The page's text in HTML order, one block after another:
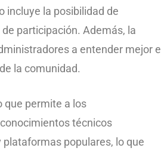
incluye la posibilidad de
participación. Además, la
a entender mejor el
la comunidad.
que permite a los
técnicos
populares, lo que